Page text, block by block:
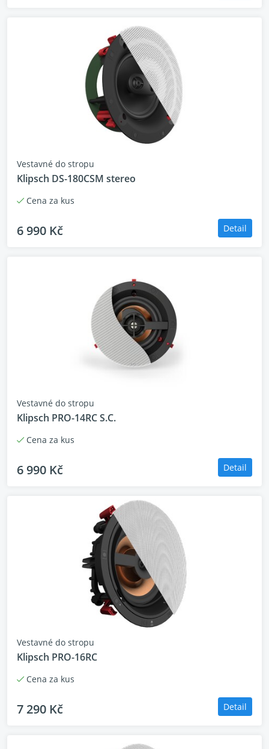
Vestavné do stropu
Klipsch DS-180CSM stereo
Cena za kus
6 990 Kč Detail
Vestavné do stropu
Klipsch PRO-14RC S.C.
Cena za kus
6 990 Kč Detail
Vestavné do stropu
Klipsch PRO-16RC
Cena za kus
7 290 Kč Detail